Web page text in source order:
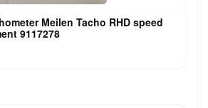
Meilen Tacho RHD speed
9117278